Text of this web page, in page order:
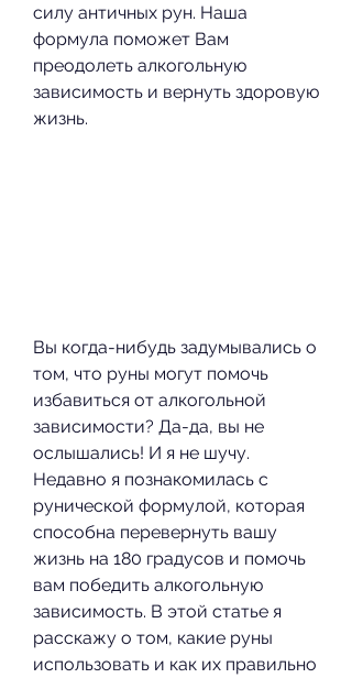
силу античных рун. Наша
формула поможет Вам
преодолеть алкогольную
зависимость и вернуть здоровую
жизнь.
Вы когда-нибудь задумывались о
том, что руны могут помочь
избавиться от алкогольной
зависимости? Да-да, вы не
ослышались! И я не шучу.
Недавно я познакомилась с
рунической формулой, которая
способна перевернуть вашу
жизнь на 180 градусов и помочь
вам победить алкогольную
зависимость. В этой статье я
расскажу о том, какие руны
использовать и как их правильно